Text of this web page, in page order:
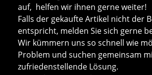
auf, helfen wir ihnen gerne weiter!
Falls der gekaufte Artikel nicht der
entspricht, melden Sie sich gerne
Wir kümmern uns so schnell wie
Problem und suchen gemeinsam
zufriedenstellende Lösung.